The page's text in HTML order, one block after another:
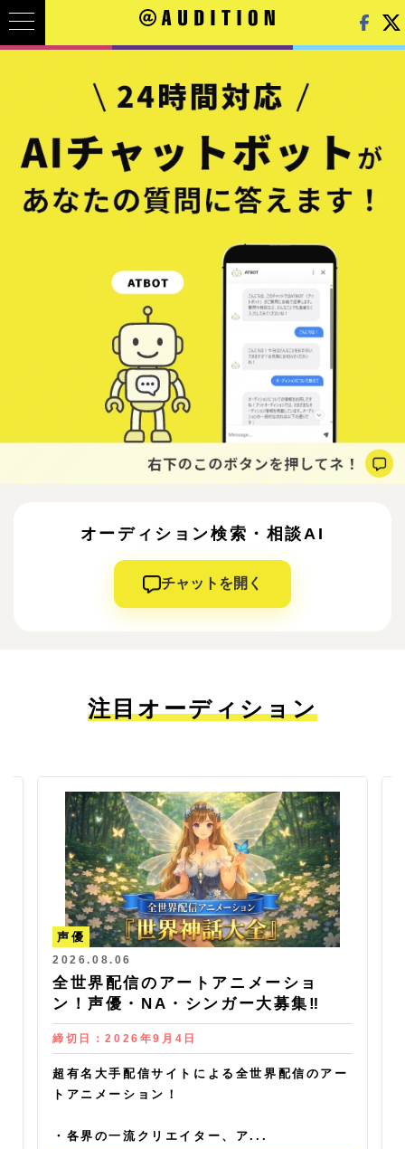
オーディション検索・相談AI
チャットを開く
注目オーディション
声優
2026.08.06
全世界配信のアートアニメーショ
ン！声優・NA・シンガー大募集‼
締切日：2026年9月4日
超有名大手配信サイトによる全世界配信のアー
トアニメーション！
・各界の一流クリエイター、ア...